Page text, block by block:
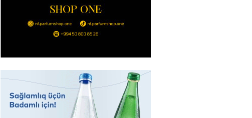
- 14:30
imiş
06.08.2026- 14:15 81
MANŞET
Sarkisyanın əmlakı müsadirə EDİLDİ